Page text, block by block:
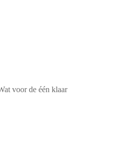
voor de één klaar